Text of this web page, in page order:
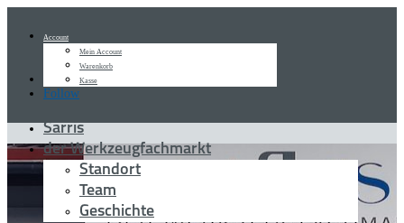
Account
Mein Account
Warenkorb
Kasse
Follow
Follow
Sarris
der Werkzeugfachmarkt
Standort
Team
Geschichte